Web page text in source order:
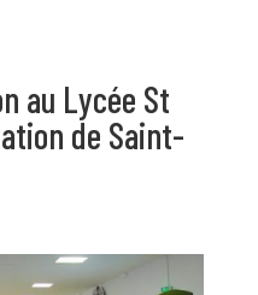
au Lycée St
de Saint-